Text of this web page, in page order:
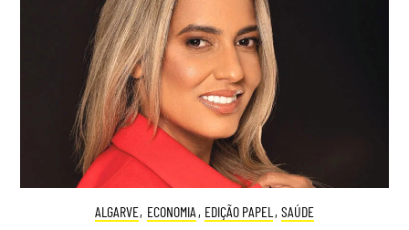
ALGARVE, ECONOMIA , EDIÇÃO PAPEL , SAÚDE